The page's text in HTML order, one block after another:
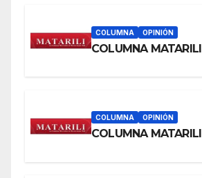
COLUMNA OPINIÓN
COLUMNA MATARILI
COLUMNA OPINIÓN
COLUMNA MATARILI